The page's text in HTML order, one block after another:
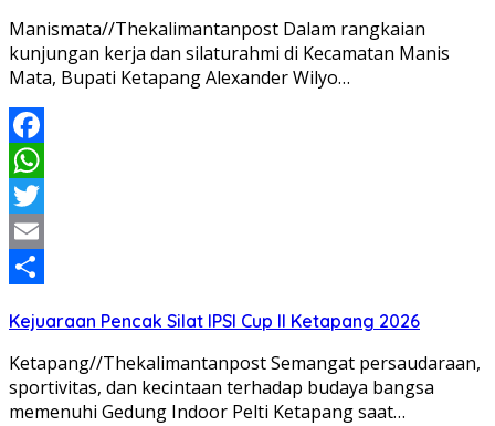
Manismata//Thekalimantanpost Dalam rangkaian
kunjungan kerja dan silaturahmi di Kecamatan Manis
Mata, Bupati Ketapang Alexander Wilyo…
Facebook
WhatsApp
Twitter
Email
Kejuaraan Pencak Silat IPSI Cup II Ketapang 2026
Ketapang//Thekalimantanpost Semangat persaudaraan,
sportivitas, dan kecintaan terhadap budaya bangsa
memenuhi Gedung Indoor Pelti Ketapang saat…